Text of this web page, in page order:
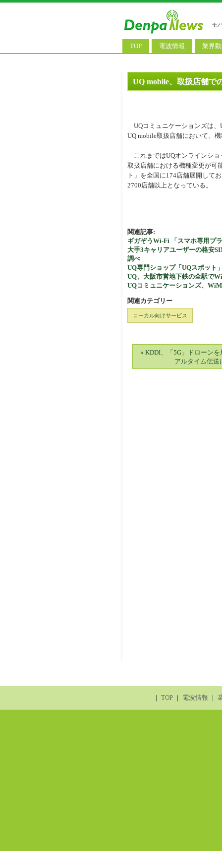
モ
TOP 電波情報
基地局ニュース
業界
決算情
料金改
UQ mobile、取扱店舗で
UQコミュニケーションズは、
UQ mobile取扱店舗において、
これまではUQオンラインショ
取扱店舗における機種変更が可
ト」を全国に174店舗展開して
2700店舗以上となっている。
関連記事:
ギガぞうWi-Fi 「スマホ専用プ
大手3キャリアユーザーの格安
調べ
UQ専門ショップ「UQスポット
UQ、大阪市営地下鉄の全駅
UQコミュニケーションズ、
関連カテゴリー
ローカル向けサービス
« KDDI、「5G」ドローン
アルタイム伝送
｜ TOP｜ 電波情報 ｜